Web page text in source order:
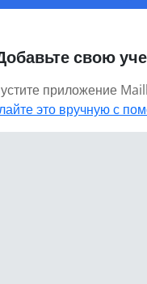
свою
приложение
это вручную с